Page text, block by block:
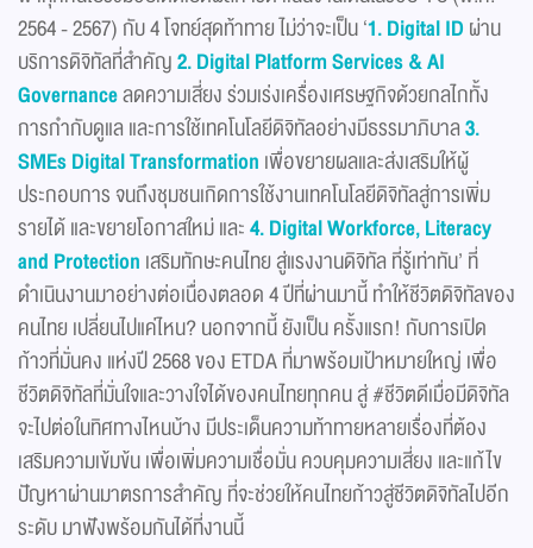
2564 - 2567) กับ 4 โจทย์สุดท้าทาย ไม่ว่าจะเป็น ‘1.Digital ID ผ่าน
บริการดิจิทัลที่สำคัญ2.Digital Platform Services & AI
Governanceลดความเสี่ยง ร่วมเร่งเครื่องเศรษฐกิจด้วยกลไกทั้ง
การกำกับดูแล และการใช้เทคโนโลยีดิจิทัลอย่างมีธรรมาภิบาล3.
SMEs Digital Transformation เพื่อขยายผลและส่งเสริมให้ผู้
ประกอบการ จนถึงชุมชนเกิดการใช้งานเทคโนโลยีดิจิทัลสู่การเพิ่ม
รายได้ และขยายโอกาสใหม่ และ4.Digital Workforce, Literacy
and Protection เสริมทักษะคนไทย สู่แรงงานดิจิทัล ที่รู้เท่าทัน’ ที่
ดำเนินงานมาอย่างต่อเนื่องตลอด 4 ปีที่ผ่านมานี้ ทำให้ชีวิตดิจิทัลของ
คนไทย เปลี่ยนไปแค่ไหน? นอกจากนี้ ยังเป็น ครั้งแรก! กับการเปิด
ก้าวที่มั่นคง แห่งปี 2568 ของ ETDA ที่มาพร้อมเป้าหมายใหญ่ เพื่อ
ชีวิตดิจิทัลที่มั่นใจและวางใจได้ของคนไทยทุกคน สู่ #ชีวิตดีเมื่อมีดิจิทัล
จะไปต่อในทิศทางไหนบ้าง มีประเด็นความท้าทายหลายเรื่องที่ต้อง
เสริมความเข้มข้น เพื่อเพิ่มความเชื่อมั่น ควบคุมความเสี่ยง และแก้ไข
ปัญหาผ่านมาตรการสำคัญ ที่จะช่วยให้คนไทยก้าวสู่ชีวิตดิจิทัลไปอีก
ระดับ มาฟังพร้อมกันได้ที่งานนี้